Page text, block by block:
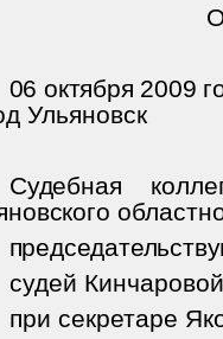
06 октября 2009
Ульяновск
Судебная
судей
при секретаре